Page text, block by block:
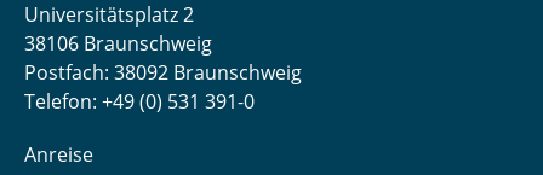
Universitätsplatz 2
38106 Braunschweig
Postfach: 38092 Braunschweig
Telefon: +49 (0) 531 391-0
Anreise